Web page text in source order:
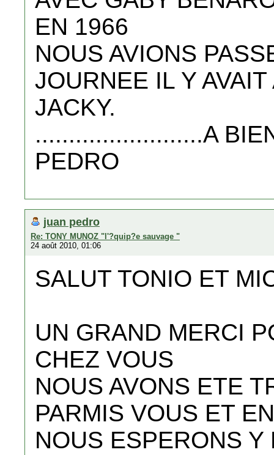
EN 1966
NOUS AVIONS
JOURNEE IL Y
JACKY.
.........................A
PEDRO
juan pedro
Re: TONY MUNOZ "l'?quip?e sauvage "
24 août 2010, 01:06
SALUT TONIO ET
UN GRAND MERCI
CHEZ VOUS
NOUS AVONS ETE
PARMIS VOUS ET
NOUS ESPERONS